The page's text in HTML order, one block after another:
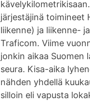
järjestäjinä toimineet
liikenne) ja liikenne-
Traficom. Viime
jonkin aikaa Suomen
seura. Kisa-aika
nähden yhdellä
silloin eli vapusta